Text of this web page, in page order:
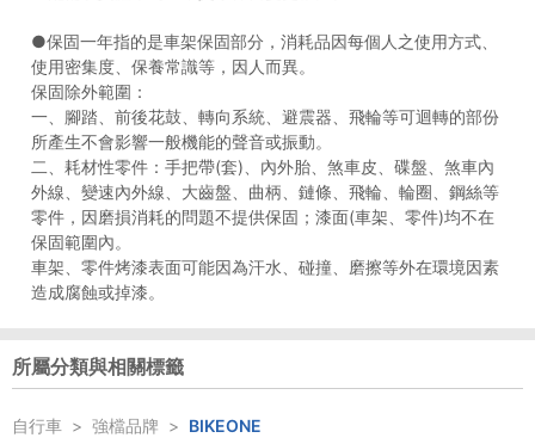
●保固一年指的是車架保固部分，消耗品因每個人之使用方式、
使用密集度、保養常識等，因人而異。
保固除外範圍：
一、腳踏、前後花鼓、轉向系統、避震器、飛輪等可迴轉的部份
所產生不會影響一般機能的聲音或振動。
二、耗材性零件：手把帶(套)、內外胎、煞車皮、碟盤、煞車內
外線、變速內外線、大齒盤、曲柄、鏈條、飛輪、輪圈、鋼絲等
零件，因磨損消耗的問題不提供保固；漆面(車架、零件)均不在
保固範圍內。
車架、零件烤漆表面可能因為汗水、碰撞、磨擦等外在環境因素
造成腐蝕或掉漆。
所屬分類與相關標籤
自行車 > 強檔品牌 > BIKEONE